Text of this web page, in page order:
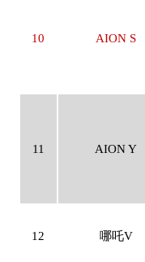
10 AION S
11 AION Y
12 哪吒V